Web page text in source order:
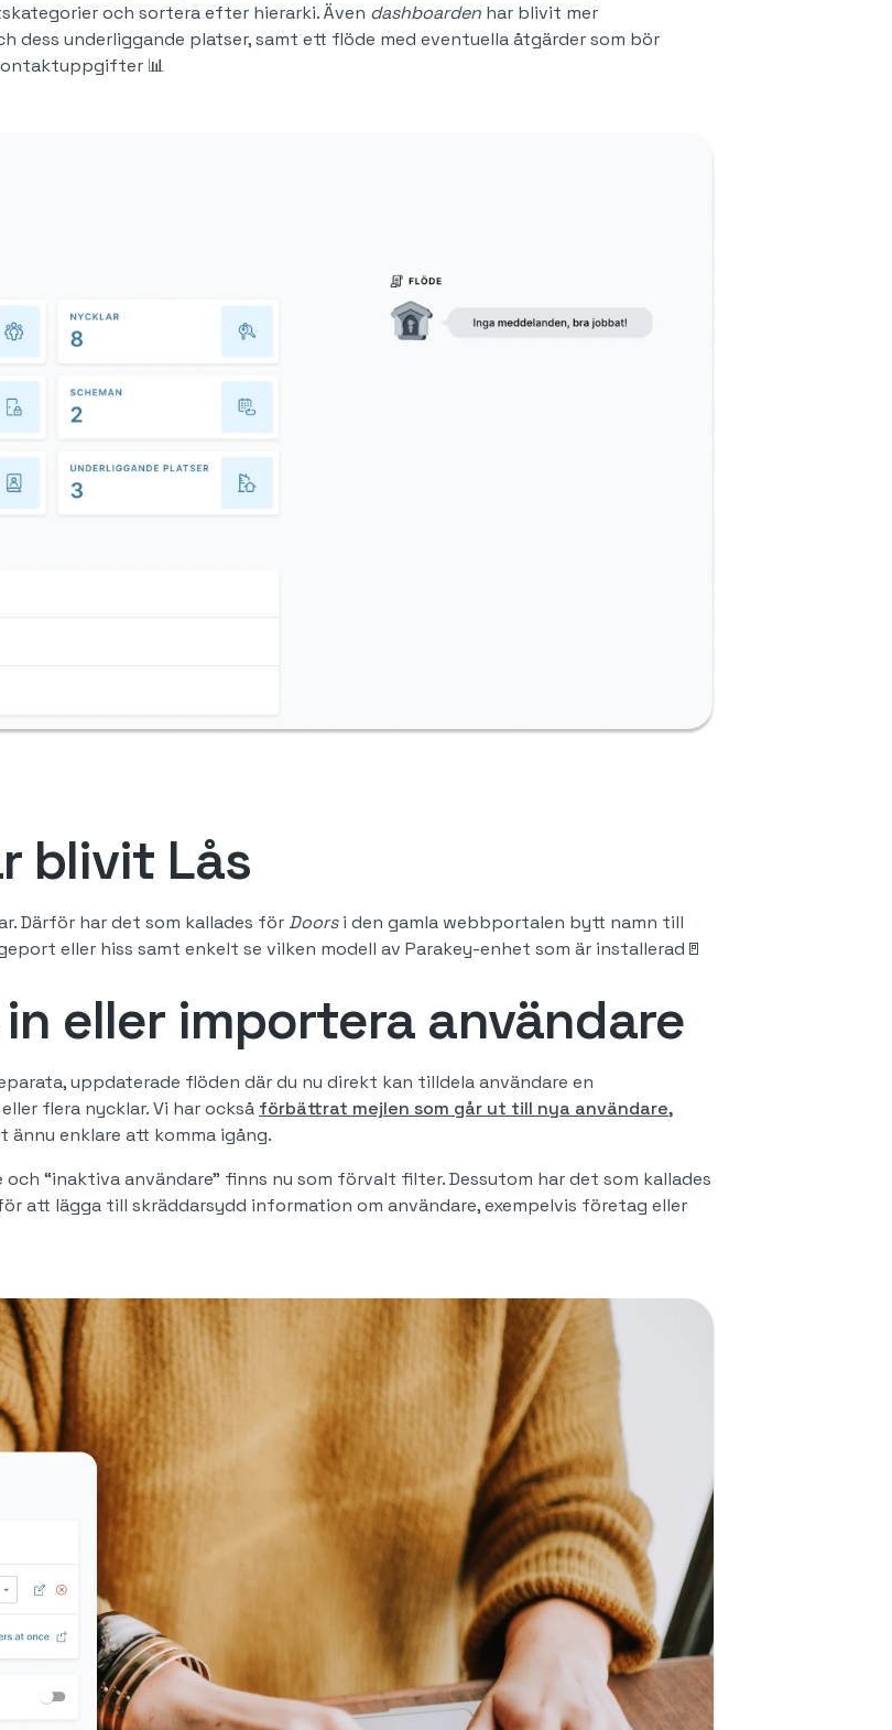
och sortera efter hierarki. Även dashboarden har blivit mer
dess underliggande platser, samt ett flöde med eventuella åtgärder som bör
📊
blivit Lås
Därför har det som kallades för Doorsi den gamla webbportalen bytt namn till
eller hiss samt enkelt se vilken modell av Parakey-enhet som är installerad🚪
eller importera användare
uppdaterade flöden där du nu direkt kan tilldela användare en
flera nycklar. Vi har också förbättrat mejlen som går ut till nya användare,
ännu enklare att komma igång.
“inaktiva användare” finns nu som förvalt filter. Dessutom har det som kallades
att lägga till skräddarsydd information om användare, exempelvis företag eller